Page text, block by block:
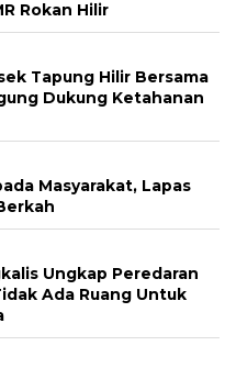
Rokan Hilir
Tapung Hilir Bersama
Dukung Ketahanan
Masyarakat, Lapas
Ungkap Peredaran
Ada Ruang Untuk